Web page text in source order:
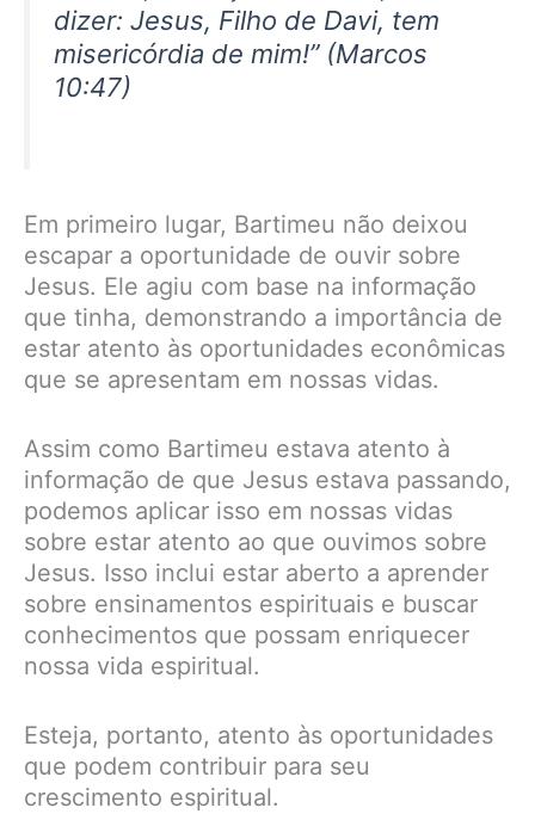
dizer: Jesus, Filho de Davi, tem
misericórdia de mim!” (Marcos
10:47)
Em primeiro lugar, Bartimeu não deixou
escapar a oportunidade de ouvir sobre
Jesus. Ele agiu com base na informação
que tinha, demonstrando a importância de
estar atento às oportunidades econômicas
que se apresentam em nossas vidas.
Assim como Bartimeu estava atento à
informação de que Jesus estava passando,
podemos aplicar isso em nossas vidas
sobre estar atento ao que ouvimos sobre
Jesus. Isso inclui estar aberto a aprender
sobre ensinamentos espirituais e buscar
conhecimentos que possam enriquecer
nossa vida espiritual.
Esteja, portanto, atento às oportunidades
que podem contribuir para seu
crescimento espiritual.